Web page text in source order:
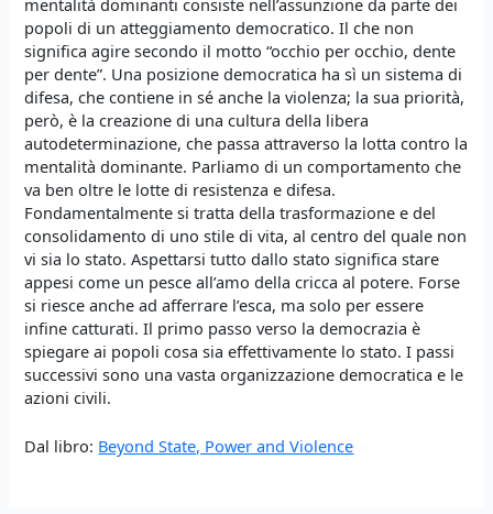
popoli di un atteggiamento democratico. Il che non
significa agire secondo il motto “occhio per occhio, dente
per dente”. Una posizione democratica ha sì un sistema di
difesa, che contiene in sé anche la violenza; la sua priorità,
però, è la creazione di una cultura della libera
autodeterminazione, che passa attraverso la lotta contro la
mentalità dominante. Parliamo di un comportamento che
va ben oltre le lotte di resistenza e difesa.
Fondamentalmente si tratta della trasformazione e del
consolidamento di uno stile di vita, al centro del quale non
vi sia lo stato. Aspettarsi tutto dallo stato significa stare
appesi come un pesce all’amo della cricca al potere. Forse
si riesce anche ad afferrare l’esca, ma solo per essere
infine catturati. Il primo passo verso la democrazia è
spiegare ai popoli cosa sia effettivamente lo stato. I passi
successivi sono una vasta organizzazione democratica e le
azioni civili.
Dal libro: Beyond State, Power and Violence